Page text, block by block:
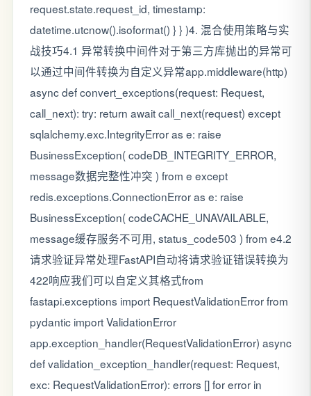
request.state.request_id, timestamp:
datetime.utcnow().isoformat() } } )4. 混合使用策略与实
战技巧4.1 异常转换中间件对于第三方库抛出的异常可
以通过中间件转换为自定义异常app.middleware(http)
async def convert_exceptions(request: Request,
call_next): try: return await call_next(request) except
sqlalchemy.exc.IntegrityError as e: raise
BusinessException( codeDB_INTEGRITY_ERROR,
message数据完整性冲突 ) from e except
redis.exceptions.ConnectionError as e: raise
BusinessException( codeCACHE_UNAVAILABLE,
message缓存服务不可用, status_code503 ) from e4.2
请求验证异常处理FastAPI自动将请求验证错误转换为
422响应我们可以自定义其格式from
fastapi.exceptions import RequestValidationError from
pydantic import ValidationError
app.exception_handler(RequestValidationError) async
def validation_exception_handler(request: Request,
exc: RequestValidationError): errors [] for error in